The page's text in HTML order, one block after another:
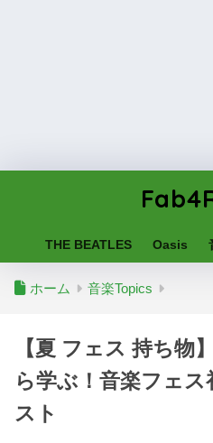
THE BEATLES Oasis
ホーム 音楽Topics
【夏 フェス 持ち物
ら学ぶ！音楽フェス
スト